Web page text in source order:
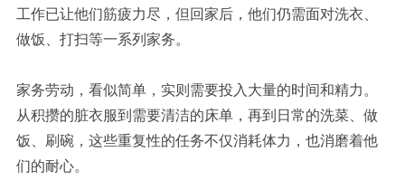
工作已让他们筋疲力尽，但回家后，他们仍需面对洗衣、
做饭、打扫等一系列家务。
家务劳动，看似简单，实则需要投入大量的时间和精力。
从积攒的脏衣服到需要清洁的床单，再到日常的洗菜、做
饭、刷碗，这些重复性的任务不仅消耗体力，也消磨着他
们的耐心。